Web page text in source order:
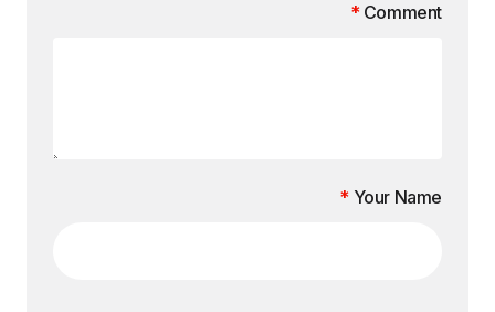
Comment
*
Your Name
*